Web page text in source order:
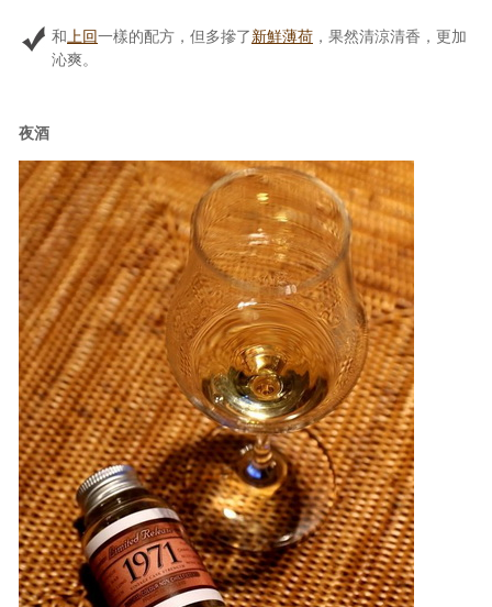
和上回一樣的配方，但多摻了新鮮薄荷 ，果然清涼清香，更加
沁爽。
夜酒